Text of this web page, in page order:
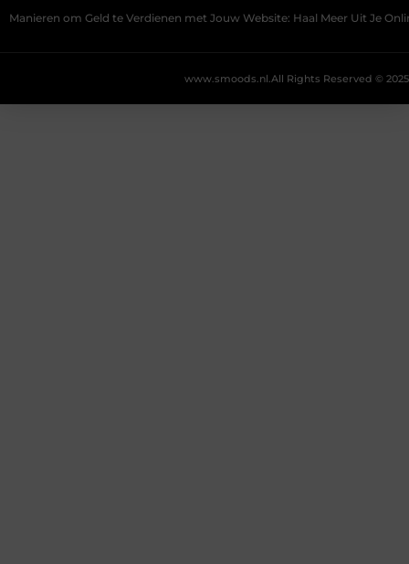
Manieren om Geld te Verdienen met Jouw Website: Haal Meer Uit Je
All Rights Reserved © 2025
www.smoods.nl.